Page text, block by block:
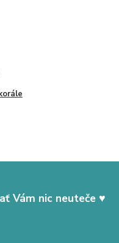
Vám nic neuteče ♥